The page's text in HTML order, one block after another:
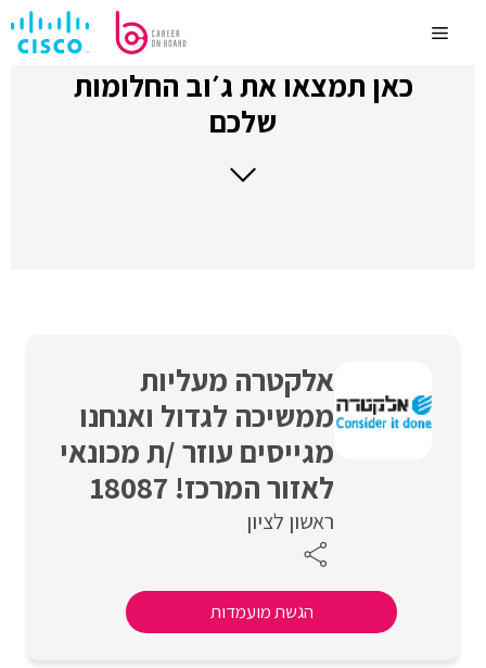
לתוכןMenu
כאן תמצאו את ג׳וב החלומות
שלכם
אלקטרה מעליות
ממשיכה לגדול ואנחנו
מגייסים עוזר /ת מכונאי
לאזור המרכז! 18087
ראשון לציון
הגשת מועמדות